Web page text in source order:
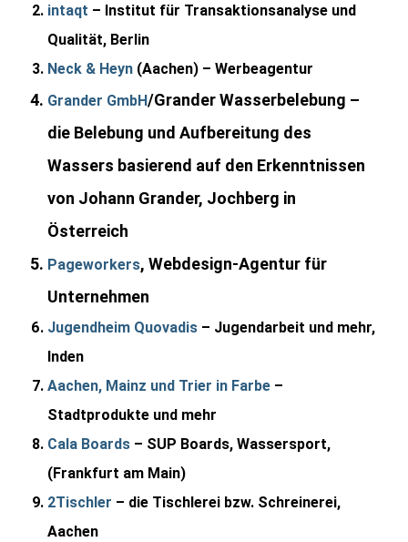
intaqt – Institut für Transaktionsanalyse und
Qualität, Berlin
Neck & Heyn (Aachen) – Werbeagentur
Grander GmbH/Grander Wasserbelebung –
die Belebung und Aufbereitung des
Wassers basierend auf den Erkenntnissen
von Johann Grander, Jochberg in
Österreich
Pageworkers, Webdesign-Agentur für
Unternehmen
Jugendheim Quovadis – Jugendarbeit und mehr,
Inden
Aachen, Mainz und Trier in Farbe –
Stadtprodukte und mehr
Cala Boards – SUP Boards, Wassersport,
(Frankfurt am Main)
2Tischler – die Tischlerei bzw. Schreinerei,
Aachen